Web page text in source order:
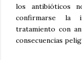
los antibióticos
confirmarse la
tratamiento con
consecuencias